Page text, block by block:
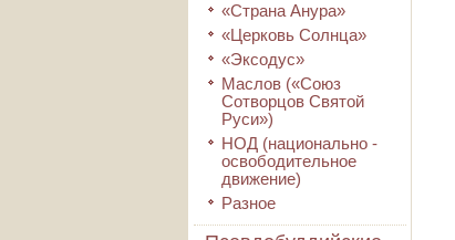
«Страна Анура»
«Церковь Солнца»
«Эксодус»
Маслов («Союз
Сотворцов Святой
Руси»)
НОД (национально -
освободительное
движение)
Разное